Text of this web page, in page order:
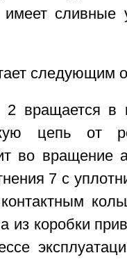
сливные
следующим
2 вращается в
цепь от
во вращение
7 с
из коробки